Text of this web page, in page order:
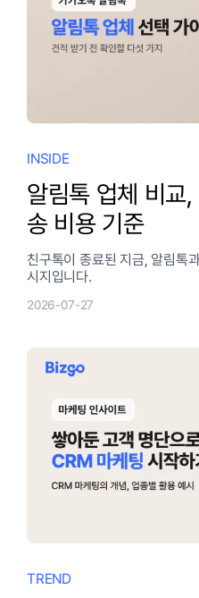
INSIDE
알림톡 업체 비교
송 비용 기준
친구톡이 종료된 지금, 알림톡
시지입니다.
2026-07-27
TREND